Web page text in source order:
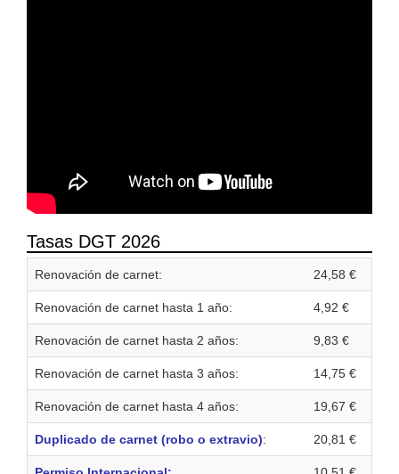
Tasas DGT 2026
Renovación de carnet: 24,58 €
Renovación de carnet hasta 1 año: 4,92 €
Renovación de carnet hasta 2 años: 9,83 €
Renovación de carnet hasta 3 años: 14,75 €
Renovación de carnet hasta 4 años: 19,67 €
Duplicado de carnet (robo o extravio): 20,81 €